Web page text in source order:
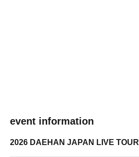
event information
2026 DAEHAN JAPAN LIVE TOUR